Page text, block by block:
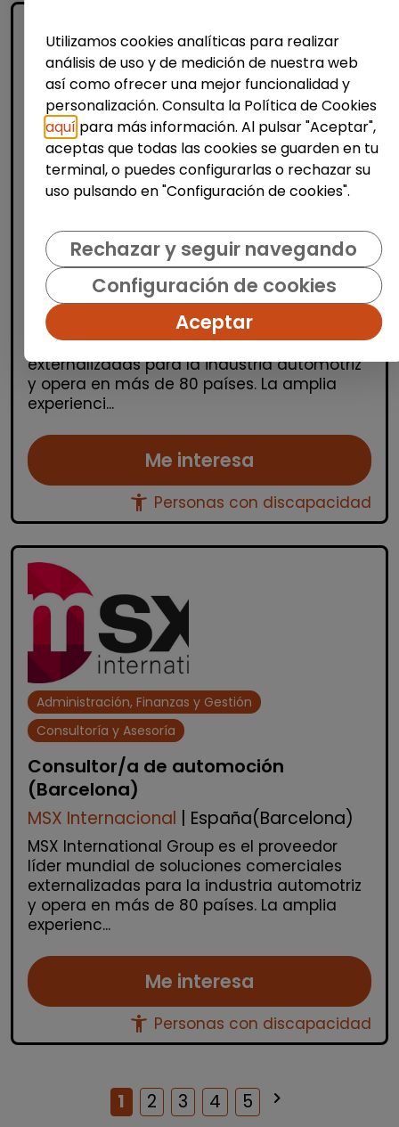
Atención al Cliente y Comercio
Consultoría y Asesoría
- español, francés, alemán, sueco,
holandés o italiano
MSX Internacional| España(Madrid)
MSX International es el proveedor líder
mundial de soluciones comerciales
externalizadas para la industria automotriz
y opera en más de 80 países. La amplia
experienci...
Me interesa
accessibility_new Personas con discapacidad
Administración, Finanzas y Gestión
Consultoría y Asesoría
Consultor/a de automoción
(Barcelona)
MSX Internacional | España(Barcelona)
MSX International Group es el proveedor
líder mundial de soluciones comerciales
externalizadas para la industria automotriz
y opera en más de 80 países. La amplia
experienc...
Me interesa
accessibility_new Personas con discapacidad
1 2 3 4 5 keyboard_arrow_right
Utilizamos cookies analíticas para realizar
análisis de uso y de medición de nuestra web
así como ofrecer una mejor funcionalidad y
personalización. Consulta la Política de Cookies
aquí para más información. Al pulsar "Aceptar",
aceptas que todas las cookies se guarden en tu
terminal, o puedes configurarlas o rechazar su
uso pulsando en "Configuración de cookies".
Rechazar y seguir navegando
Configuración de cookies
Aceptar